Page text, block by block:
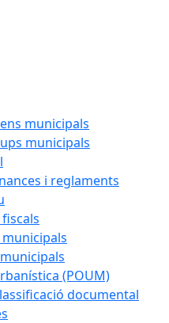
municipals
municipals
i reglaments
(POUM)
documental